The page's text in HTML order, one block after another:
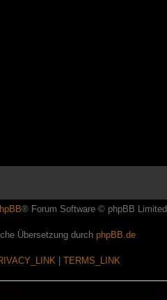
® Forum Software © phpBB Limited
Übersetzung durch phpBB.de
TERMS_LINK